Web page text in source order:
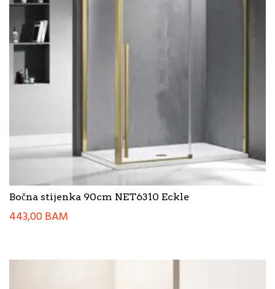
Bočna stijenka 90cm NET6310 Eckle
443,00BAM